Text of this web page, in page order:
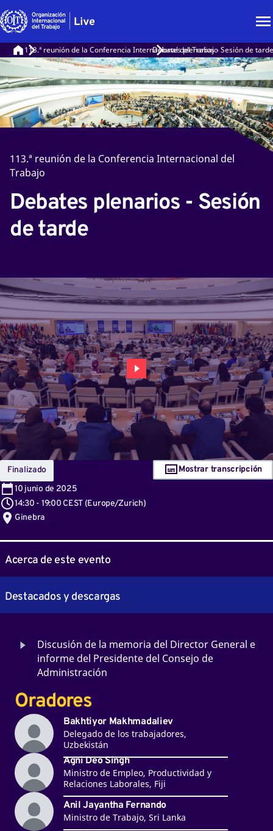
113.ª reunión de la Conferencia Internacional del Trabajo
Debates plenarios - Sesión de tarde
113.ª reunión de la Conferencia Internacional del
Trabajo
Debates plenarios - Sesión
de tarde
Finalizado
10 junio de 2025
14:30 - 19:00 CEST(Europe/Zurich)
Ginebra
Mostrar transcripción
Acerca de este evento
Destacados y descargas
Discusión de la memoria del Director General e
informe del Presidente del Consejo de
Administración
Oradores
Bakhtiyor Makhmadaliev
Delegado de los trabajadores,
Uzbekistán
Agni Deo Singh
Ministro de Empleo, Productividad y
Relaciones Laborales, Fiji
Anil Jayantha Fernando
Ministro de Trabajo, Sri Lanka